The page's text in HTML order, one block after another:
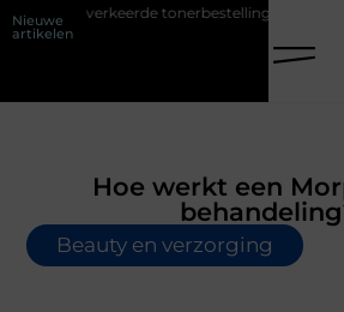
Nieuwe
artikelen
tonerbestelling bij HP printers
Hoe werkt een
Beauty en verzorging